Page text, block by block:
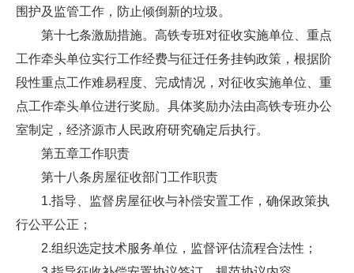
围护及监管工作，防止倾倒新的垃圾。
第十七条激励措施。高铁专班对征收实施单位、重点
工作牵头单位实行工作经费与征迁任务挂钩政策，根据阶
段性重点工作难易程度、完成情况，对征收实施单位、重
点工作牵头单位进行奖励。具体奖励办法由高铁专班办公
室制定，经济源市人民政府研究确定后执行。
第五章工作职责
第十八条房屋征收部门工作职责
1.指导、监督房屋征收与补偿安置工作，确保政策执
行公平公正；
2.组织选定技术服务单位，监督评估流程合法性；